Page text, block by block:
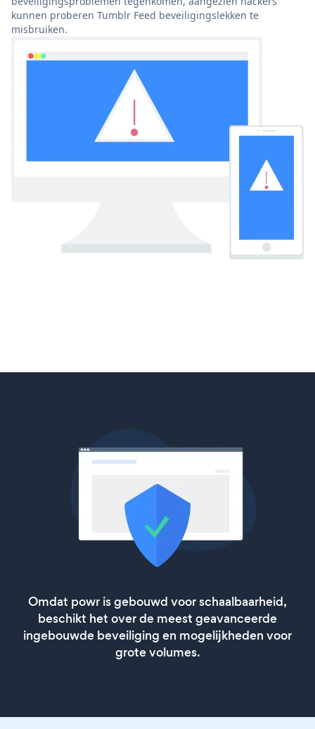
kunnen proberen Tumblr Feed beveiligingslekken te
misbruiken.
Omdat powr is gebouwd voor schaalbaarheid,
beschikt het over de meest geavanceerde
ingebouwde beveiliging en mogelijkheden voor
grote volumes.